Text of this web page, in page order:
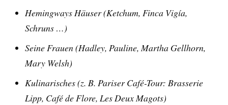
Hemingways Häuser (Ketchum, Finca Vigía,
Schruns …)
Seine Frauen (Hadley, Pauline, Martha Gellhorn,
Mary Welsh)
Kulinarisches (z. B. Pariser Café-Tour: Brasserie
Lipp, Café de Flore, Les Deux Magots)